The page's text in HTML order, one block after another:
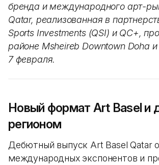
бренда и международного арт-
Qatar, реализованная в
Sports Investments (QSI) и QC+,
районе Msheireb Downtown Doha
7 февраля.
Новый формат Art Basel и
регионом
Дебютный выпуск Art Basel Qatar
международных экспонентов и